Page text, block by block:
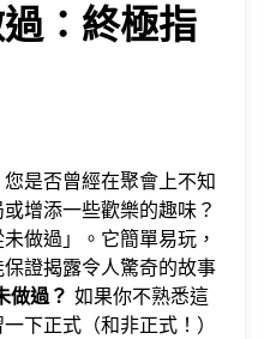
：終極指
是否曾經在聚會上不知
增添一些歡樂的趣味？
做過」。它簡單易玩，
證揭露令人驚奇的故事
做過？ 如果你不熟悉這
下正式（和非正式！）